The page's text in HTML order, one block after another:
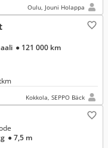
Oulu, Jouni Holappa
● 121 000 km
tkm
Kokkola, SEPPO Bäck
● 7,5 m